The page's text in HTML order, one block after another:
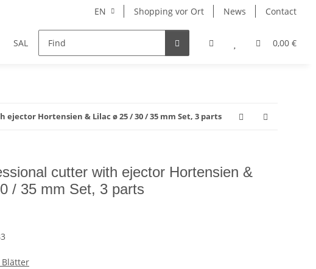
EN Shopping vor Ort News Contact
0,00 €
SALE Hersteller
Hortensien & Lilac ø 25 / 30 / 35 mm Set, 3 parts
cutter with ejector Hortensien &
/ 35 mm Set, 3 parts
Blätter